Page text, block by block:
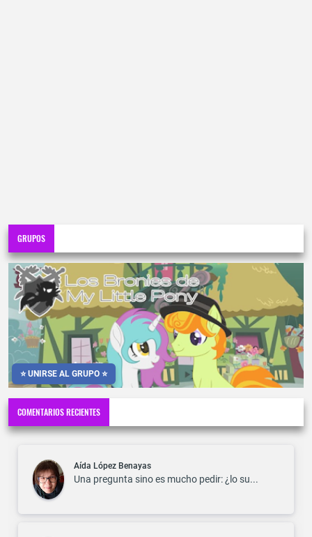
GRUPOS
⭐ UNIRSE AL GRUPO ⭐
COMENTARIOS RECIENTES
Aída López Benayas
Una pregunta sino es mucho pedir: ¿lo su...